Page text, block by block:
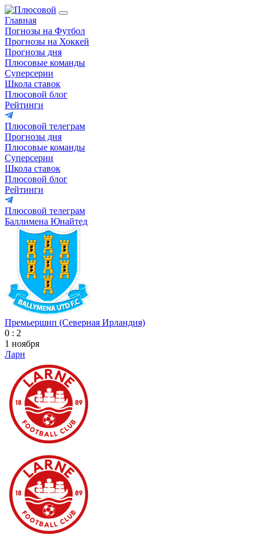
Главная
Погнозы на Футбол
Прогнозы на Хоккей
Прогнозы дня
Плюсовые команды
Суперсерии
Школа ставок
Плюсовой блог
Рейтинги
Плюсовой телеграм
Прогнозы дня
Плюсовые команды
Суперсерии
Школа ставок
Плюсовой блог
Рейтинги
Плюсовой телеграм
Баллимена Юнайтед
Премьершип (Северная Ирландия)
0 : 2
1 ноября
Ларн